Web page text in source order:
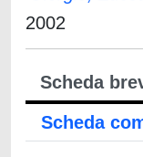
2002
Scheda
Scheda